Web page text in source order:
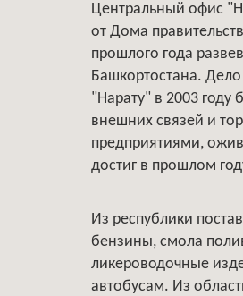
Центральный офис
от Дома
прошлого года
Башкортостана.
"Нарату" в 2003 году
внешних связей и
предприятиями,
достиг в прошлом
Из республики
бензины, смола
ликероводочные
автобусам. Из